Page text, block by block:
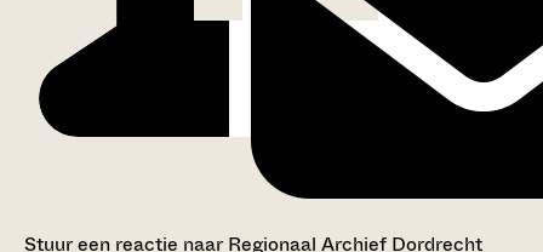
Stuur een reactie naar Regionaal Archief Dordrecht